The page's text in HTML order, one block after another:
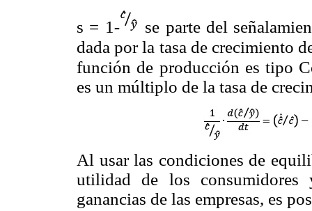
s = 1-
se parte del
dada por la tasa de crecimiento
función de producción es tipo
es un múltiplo de la tasa de
Al usar las condiciones de
utilidad de los consumidores
ganancias de las empresas, es